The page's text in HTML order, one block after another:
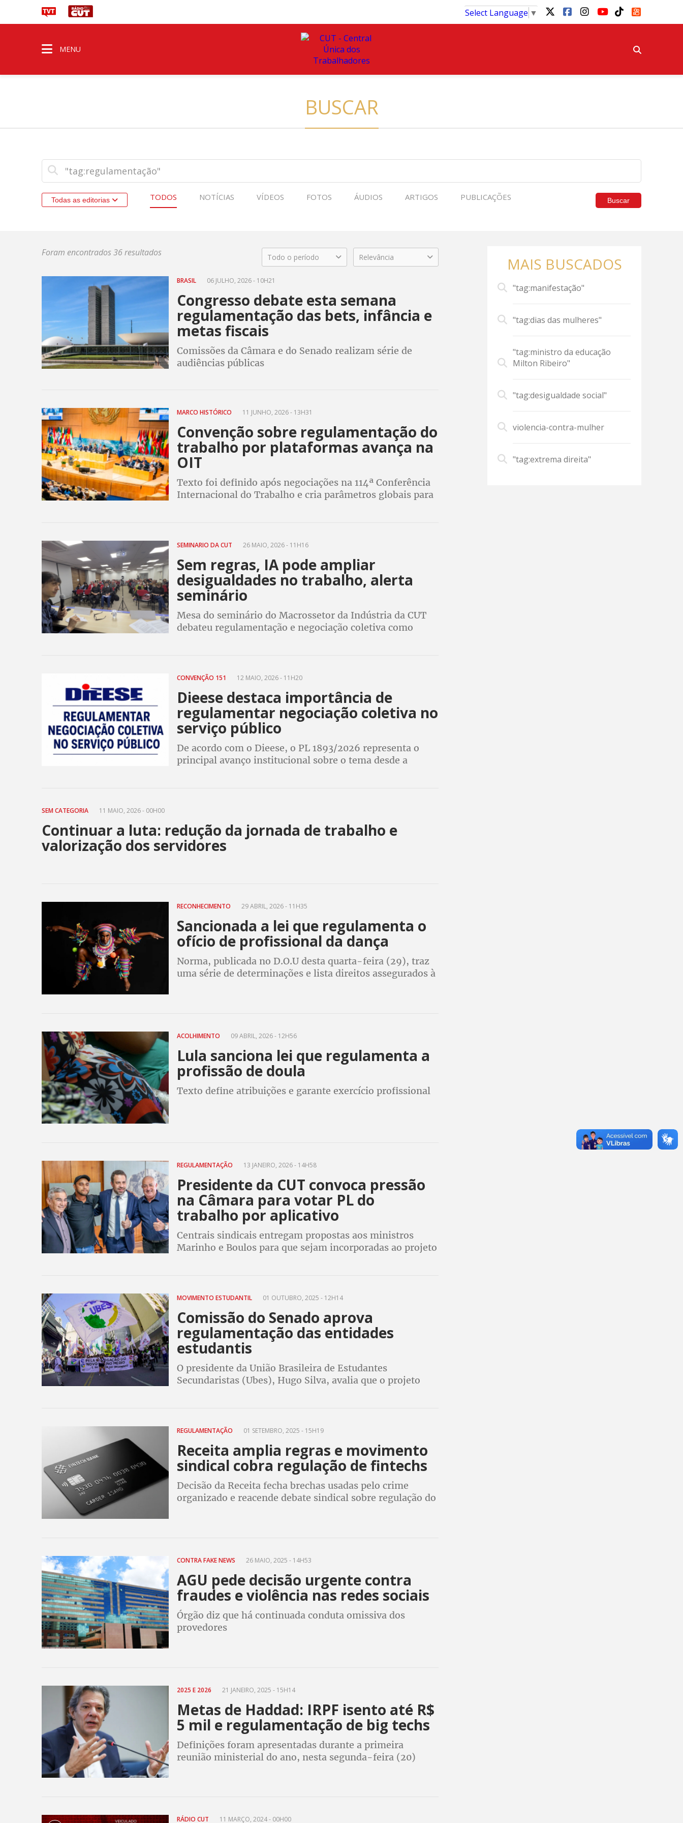
Select Language ▼
MENU
BUSCAR
Todas as editorias TODOS NOTÍCIAS VÍDEOS FOTOS ÁUDIOS ARTIGOS PUBLICAÇÕES Buscar
Foram encontrados 36 resultados Todo o período Relevância
BRASIL 06 JULHO, 2026 - 10H21
Congresso debate esta semana
regulamentação das bets, infância e
metas fiscais
Comissões da Câmara e do Senado realizam série de
audiências públicas
MARCO HISTÓRICO 11 JUNHO, 2026 - 13H31
Convenção sobre regulamentação do
trabalho por plataformas avança na
OIT
Texto foi definido após negociações na 114ª Conferência
Internacional do Trabalho e cria parâmetros globais para
SEMINARIO DA CUT 26 MAIO, 2026 - 11H16
Sem regras, IA pode ampliar
desigualdades no trabalho, alerta
seminário
Mesa do seminário do Macrossetor da Indústria da CUT
debateu regulamentação e negociação coletiva como
CONVENÇÃO 151 12 MAIO, 2026 - 11H20
Dieese destaca importância de
regulamentar negociação coletiva no
serviço público
De acordo com o Dieese, o PL 1893/2026 representa o
principal avanço institucional sobre o tema desde a
SEM CATEGORIA 11 MAIO, 2026 - 00H00
Continuar a luta: redução da jornada de trabalho e
valorização dos servidores
RECONHECIMENTO 29 ABRIL, 2026 - 11H35
Sancionada a lei que regulamenta o
ofício de profissional da dança
Norma, publicada no D.O.U desta quarta-feira (29), traz
uma série de determinações e lista direitos assegurados à
ACOLHIMENTO 09 ABRIL, 2026 - 12H56
Lula sanciona lei que regulamenta a
profissão de doula
Texto define atribuições e garante exercício profissional
REGULAMENTAÇÃO 13 JANEIRO, 2026 - 14H58
Presidente da CUT convoca pressão
na Câmara para votar PL do
trabalho por aplicativo
Centrais sindicais entregam propostas aos ministros
Marinho e Boulos para que sejam incorporadas ao projeto
MOVIMENTO ESTUDANTIL 01 OUTUBRO, 2025 - 12H14
Comissão do Senado aprova
regulamentação das entidades
estudantis
O presidente da União Brasileira de Estudantes
Secundaristas (Ubes), Hugo Silva, avalia que o projeto
REGULAMENTAÇÃO 01 SETEMBRO, 2025 - 15H19
Receita amplia regras e movimento
sindical cobra regulação de fintechs
Decisão da Receita fecha brechas usadas pelo crime
organizado e reacende debate sindical sobre regulação do
CONTRA FAKE NEWS 26 MAIO, 2025 - 14H53
AGU pede decisão urgente contra
fraudes e violência nas redes sociais
Órgão diz que há continuada conduta omissiva dos
provedores
2025 E 2026 21 JANEIRO, 2025 - 15H14
Metas de Haddad: IRPF isento até R$
5 mil e regulamentação de big techs
Definições foram apresentadas durante a primeira
reunião ministerial do ano, nesta segunda-feira (20)
RÁDIO CUT 11 MARÇO, 2024 - 00H00
MAIS BUSCADOS
"tag:manifestação"
"tag:dias das mulheres"
"tag:ministro da educação
Milton Ribeiro"
"tag:desigualdade social"
violencia-contra-mulher
"tag:extrema direita"